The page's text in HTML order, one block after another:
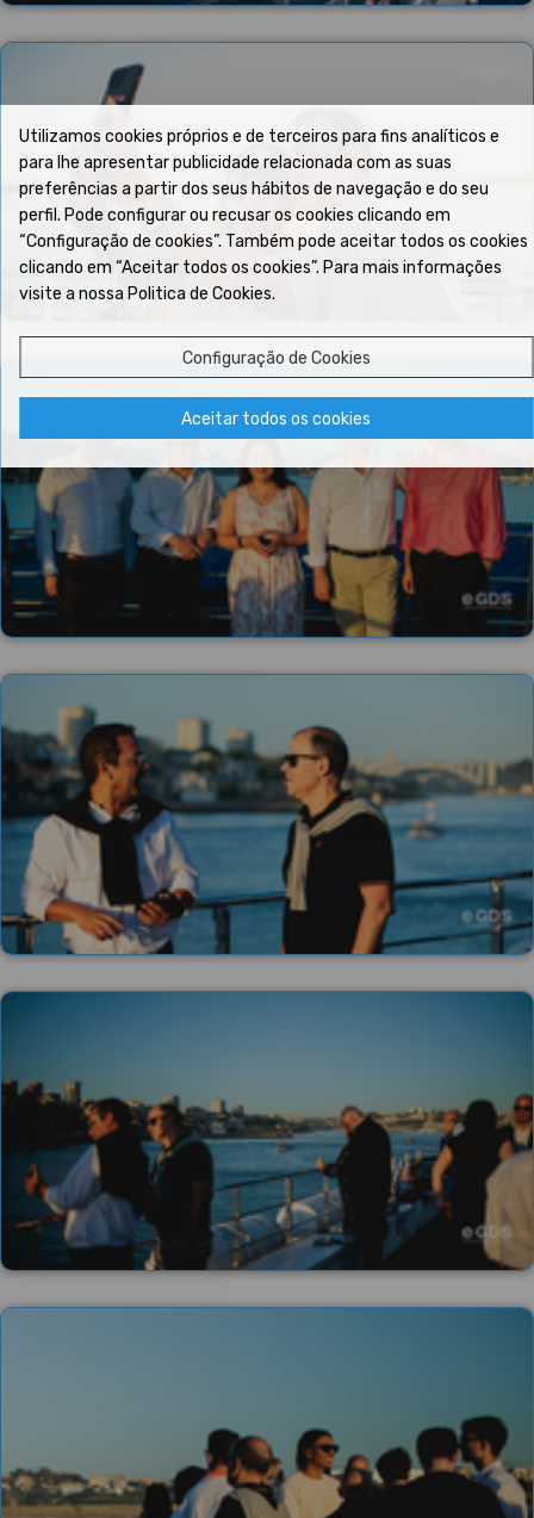
Utilizamos cookies próprios e de terceiros para fins analíticos e
para lhe apresentar publicidade relacionada com as suas
preferências a partir dos seus hábitos de navegação e do seu
perfil. Pode configurar ou recusar os cookies clicando em
“Configuração de cookies”. Também pode aceitar todos os cookies
clicando em “Aceitar todos os cookies”. Para mais informações
visite a nossa Politica de Cookies.
Configuração de Cookies
Aceitar todos os cookies